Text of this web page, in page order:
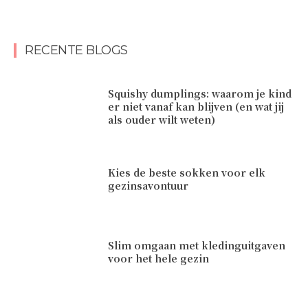
RECENTE BLOGS
Squishy dumplings: waarom je kind
er niet vanaf kan blijven (en wat jij
als ouder wilt weten)
Kies de beste sokken voor elk
gezinsavontuur
Slim omgaan met kledinguitgaven
voor het hele gezin